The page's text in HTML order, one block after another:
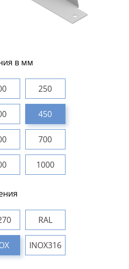
в мм
250
450
700
1000
RAL
INOX316